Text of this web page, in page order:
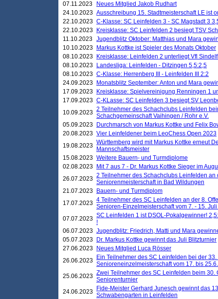
07.11.2023
Neues Mitglied Jakob Rudhart
24.10.2023 Ausschreibung 15. Stadtmeisterschaft LE ist
22.10.2023 C-Klasse: SC Leinfelden 3 - SC Magstadt 3
22.10.2023
Kreisklasse: SC Leinfelden 2 besiegt TSV
11.10.2023 Jugendblitz Oktober: Matthias und Mara
10.10.2023
Markus Kottke ist Spieler des Monats Oktober
08.10.2023
Kreisklasse: Leinfelden 2 unterliegt Vfl
08.10.2023
Landesliga: Leinfelden - Ditzingen 5,5:2,5
08.10.2023 C-Klasse: Herrenberg III - Leinfelden III 2:2
24.09.2023
Monatsblitz September: Anton und Mara
17.09.2023
Kreisklasse: Spielvereinigung Renningen 1
17.09.2023 C-KLasse: SC Leinfelden 3 besiegt SV
10.09.2023 2 Teilnehmer des Schachclubs Leinfelden
Schachgemeinschaft Vaihingen / Rohr e.V.
05.09.2023
Durchmarsch von Markus Kottke und Felix
20.08.2023 Vier Leinfeldener beim LeoChess Open 2023
19.08.2023 Württemberg wird mit Markus Kottke erneut
Mannschaftsmeister
15.08.2023 Weitere Bauern- und Turmdiplome
02.08.2023
Mit 7 aus 7 - Dr. Markus Kottke Sieger im
26.07.2023 2 Teilnehmer des Schachclubs Leinfelden an
Seniorenmeisterschaft in Bad Wildungen
21.07.2023
Bauern- und Turmdiplom
17.07.2023 4 Teilnehmer des SC Leinfelden an der 8.
Senioren-Einzelmeisterschaft vom 7. - 15.
07.07.2023 SC Leinfelden 1 ist DSOL-Pokalgewinner!
!
06.07.2023 Jugendblitz: Friedrich, Matti und Mara
05.07.2023
Dr. Markus Kottke gewinnt das Juli Blitzturnier
27.06.2023
Neues Mitglied Luca Rösser
26.06.2023
Ein Teilnehmer des SC Leinfelden bei der
Senioreneinzelmeisterschaft vom 17. bis
25.06.2023 Zwei Teilnehmer des SC Leinfelden beim
Seniorenturnier
24.06.2023
Fide-Meister Gerhard Junesch gewinnt das
Schwabengarten in Leinfelden